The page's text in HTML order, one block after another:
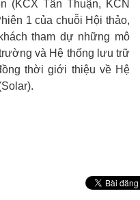
(KCX Tân Thuận, KCN
1 của chuỗi Hội thảo,
tham dự những mô
và Hệ thống lưu trữ
thời giới thiệu về Hệ